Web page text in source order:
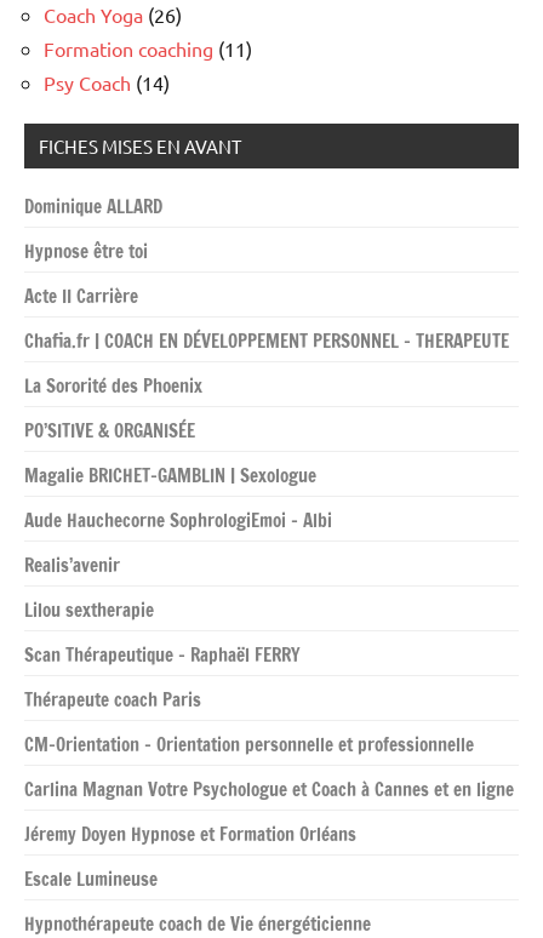
Coach Yoga (26)
Formation coaching (11)
Psy Coach (14)
FICHES MISES EN AVANT
Dominique ALLARD
Hypnose être toi
Acte II Carrière
Chafia.fr | COACH EN DÉVELOPPEMENT PERSONNEL – THERAPEUTE
La Sororité des Phoenix
PO’SITIVE & ORGANISÉE
Magalie BRICHET-GAMBLIN | Sexologue
Aude Hauchecorne SophrologiEmoi – Albi
Realis’avenir
Lilou sextherapie
Scan Thérapeutique – Raphaël FERRY
Thérapeute coach Paris
CM-Orientation – Orientation personnelle et professionnelle
Carlina Magnan Votre Psychologue et Coach à Cannes et en ligne
Jéremy Doyen Hypnose et Formation Orléans
Escale Lumineuse
Hypnothérapeute coach de Vie énergéticienne